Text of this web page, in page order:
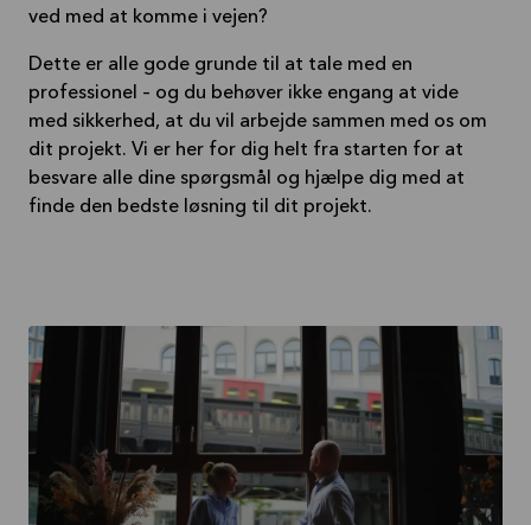
ved med at komme i vejen?
Dette er alle gode grunde til at tale med en
professionel – og du behøver ikke engang at vide
med sikkerhed, at du vil arbejde sammen med os om
dit projekt. Vi er her for dig helt fra starten for at
besvare alle dine spørgsmål og hjælpe dig med at
finde den bedste løsning til dit projekt.